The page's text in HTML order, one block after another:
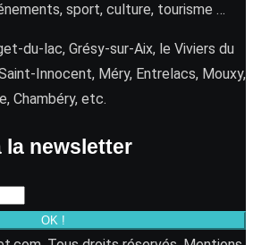
sport, culture, tourisme …
du-lac, Grésy-sur-Aix, le Viviers du
Innocent, Méry, Entrelacs, Mouxy,
Chambéry, etc.
la newsletter
OK !